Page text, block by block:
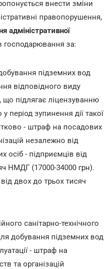
внести зміни
правопорушення,
адміністративної
господарювання за:
підземних вод
відповідного виду
що підлягає ліцензуванню
період зупинення дії такої
- штраф на посадових
незалежно від
осіб - підприємців від
НМДГ (17000-34000 грн).
двох до трьох тисяч
санітарно-технічного
добування підземних вод
- штраф на
та організацій